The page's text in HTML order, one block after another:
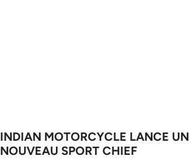
INDIAN MOTORCYCLE LANCE UN
NOUVEAU SPORT CHIEF